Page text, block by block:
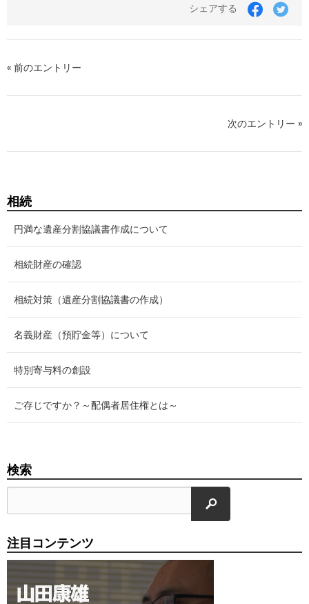
シェアする
« 前のエントリー
次のエントリー »
相続
円満な遺産分割協議書作成について
相続財産の確認
相続対策（遺産分割協議書の作成）
名義財産（預貯金等）について
特別寄与料の創設
ご存じですか？～配偶者居住権とは～
検索
検索
注目コンテンツ